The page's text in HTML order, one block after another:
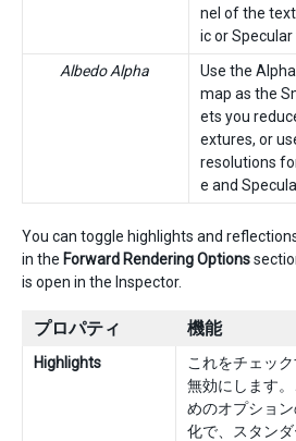
nel of the
ic or Specular
Albedo Alpha
Use the
map as the
ets you
extures, or
resolutions
e and
You can toggle highlights and
in the Forward Rendering Options
is open in the Inspector.
プロパティ 機能
Highlights
これをチェッ
無効にします
めのオプショ
化で、スタン